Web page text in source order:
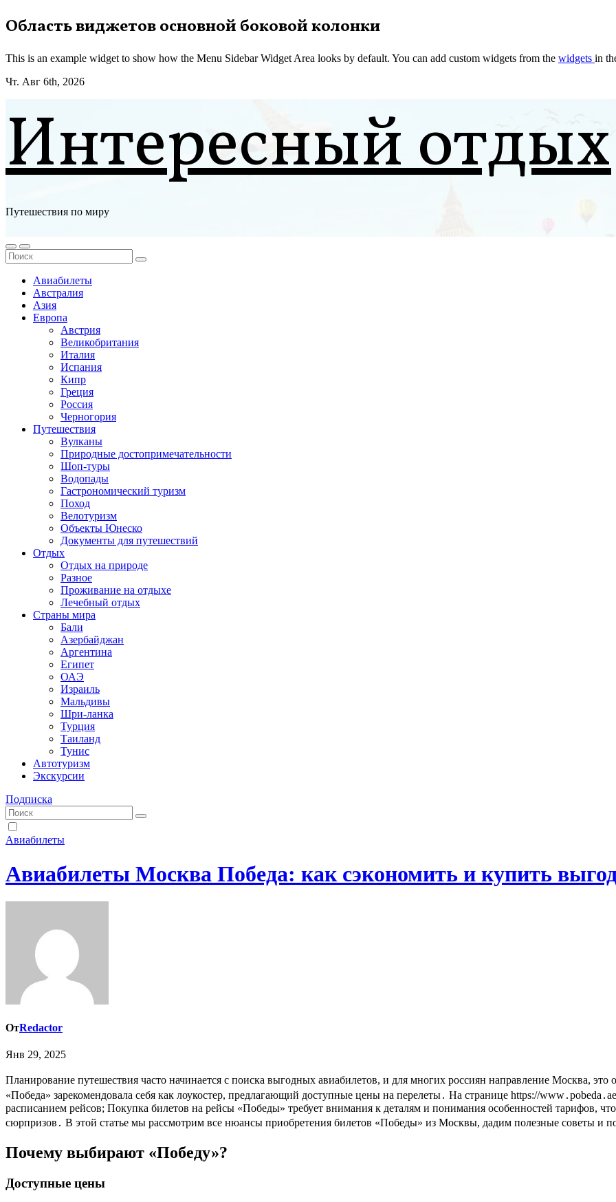
Перейти
к
Область виджетов основной боковой колонки
This is an example widget to show how the Menu Sidebar Widget Area looks by default. You can add custom widgets from the widgets in
Чт. Авг 6th, 2026
Интересный отдых
Путешествия по миру
Авиабилеты
Австралия
Азия
Европа
Австрия
Великобритания
Италия
Испания
Кипр
Греция
Россия
Черногория
Путешествия
Вулканы
Природные достопримечательности
Шоп-туры
Водопады
Гастрономический туризм
Поход
Велотуризм
Объекты Юнеско
Документы для путешествий
Отдых
Отдых на природе
Разное
Проживание на отдыхе
Лечебный отдых
Страны мира
Бали
Азербайджан
Аргентина
Египет
ОАЭ
Израиль
Мальдивы
Шри-ланка
Турция
Таиланд
Тунис
Автотуризм
Экскурсии
Подписка
Авиабилеты
Авиабилеты Москва Победа: как сэкономить и купить
ОтRedactor
Янв 29, 2025
Планирование путешествия часто начинается с поиска выгодных авиабилетов, и для многих россиян направление Москва, это отправная точка для дальнейших приключений․ Авиакомпания
«Победа» зарекомендовала себя как лоукостер, предлагающий доступные цены на перелеты․ На странице https://
расписанием рейсов; Покупка билетов на рейсы «Победы» требует внимания к деталям и понимания особенностей тарифов,
сюрпризов․ В этой статье мы рассмотрим все нюансы приобретения билетов «Победы» из Москвы, дадим полезные советы и
Почему выбирают «Победу»?
Доступные цены